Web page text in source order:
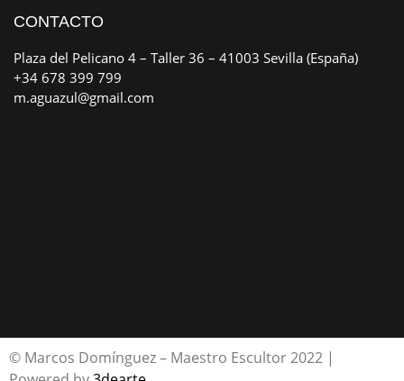
CONTACTO
Plaza del Pelicano 4 – Taller 36 – 41003 Sevilla (España)
+34 678 399 799
m.aguazul@gmail.com
© Marcos Domínguez – Maestro Escultor 2022 |